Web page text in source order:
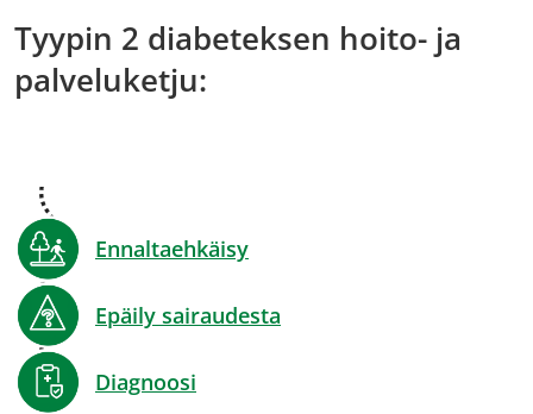
Tyypin 2 diabeteksen hoito- ja
palveluketju:
Ennaltaehkäisy
Epäily sairaudesta
Diagnoosi